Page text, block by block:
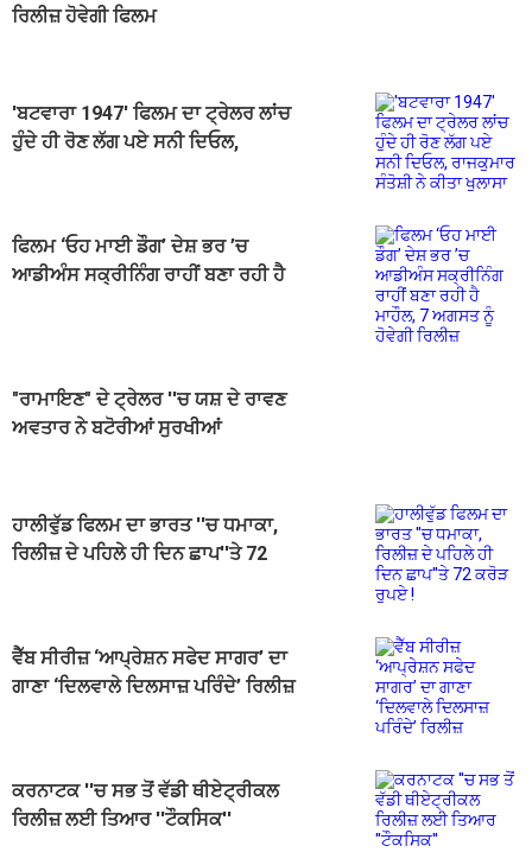
ਰਿਲੀਜ਼ ਹੋਵੇਗੀ ਫਿਲਮ
'ਬਟਵਾਰਾ 1947' ਫਿਲਮ ਦਾ ਟ੍ਰੇਲਰ ਲਾਂਚ
ਹੁੰਦੇ ਹੀ ਰੋਣ ਲੱਗ ਪਏ ਸਨੀ ਦਿਓਲ,
ਫਿਲਮ ‘ਓਹ ਮਾਈ ਡੌਗ’ ਦੇਸ਼ ਭਰ ’ਚ
ਆਡੀਅੰਸ ਸਕ੍ਰੀਨਿੰਗ ਰਾਹੀਂ ਬਣਾ ਰਹੀ ਹੈ
"ਰਾਮਾਇਣ" ਦੇ ਟ੍ਰੇਲਰ ''ਚ ਯਸ਼ ਦੇ ਰਾਵਣ
ਅਵਤਾਰ ਨੇ ਬਟੋਰੀਆਂ ਸੁਰਖੀਆਂ
ਹਾਲੀਵੁੱਡ ਫਿਲਮ ਦਾ ਭਾਰਤ ''ਚ ਧਮਾਕਾ,
ਰਿਲੀਜ਼ ਦੇ ਪਹਿਲੇ ਹੀ ਦਿਨ ਛਾਪ''ਤੇ 72
ਵੈੱਬ ਸੀਰੀਜ਼ ‘ਆਪ੍ਰੇਸ਼ਨ ਸਫੇਦ ਸਾਗਰ’ ਦਾ
ਗਾਣਾ ‘ਦਿਲਵਾਲੇ ਦਿਲਸਾਜ਼ ਪਰਿੰਦੇ’ ਰਿਲੀਜ਼
ਕਰਨਾਟਕ ''ਚ ਸਭ ਤੋਂ ਵੱਡੀ ਥੀਏਟ੍ਰੀਕਲ
ਰਿਲੀਜ਼ ਲਈ ਤਿਆਰ ''ਟੌਕਸਿਕ''